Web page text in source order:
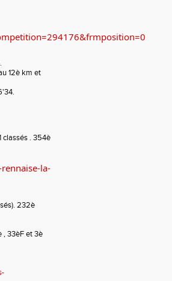
12è km et
classés . 354è
la-
232è
33èF et 3è